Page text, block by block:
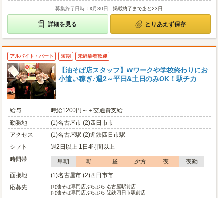
募集終了日時：8月30日 掲載終了まであと23日
詳細を見る とりあえず保存
アルバイト・パート 短期 未経験者歓迎
【油そば店スタッフ】Wワークや学校終わりにお
小遣い稼ぎ♪週2～平日&土日のみOK！駅チカ
給与
時給1200円～＋交通費支給
勤務地
(1)名古屋市 (2)四日市市
アクセス
(1)名古屋駅 (2)近鉄四日市駅
シフト
週2日以上 1日4時間以上
時間帯
早朝 朝 昼 夕方 夜
夜勤
面接地
(1)名古屋市 (2)四日市市
応募先
(1)油そば専門店ぶらぶら 名古屋駅前店
(2)油そば専門店ぶらぶら 近鉄四日市駅前店